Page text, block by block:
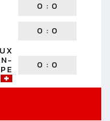
0 : 0
0 : 0
0 : 0